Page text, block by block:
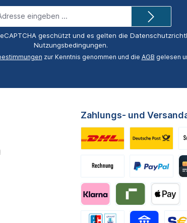
Mail-
Adresse*
geschützt und es gelten die
Nutzungsbedingungen.
zur Kenntnis genommen und die AGB gelesen
Zahlungs- und